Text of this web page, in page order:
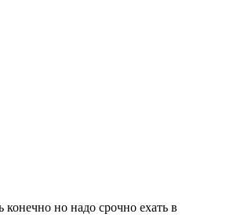
но надо срочно ехать в